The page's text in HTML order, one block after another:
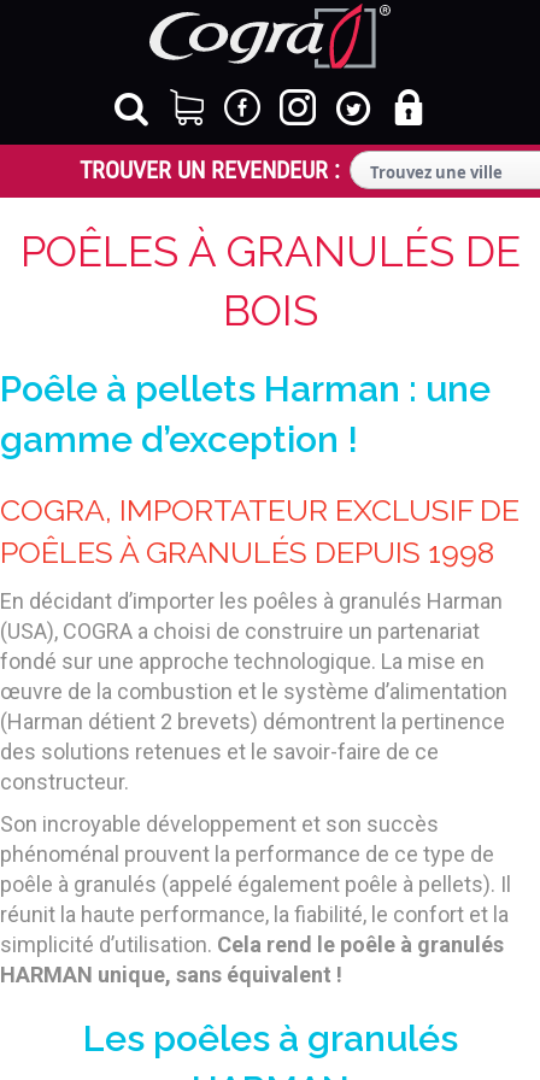
POÊLES À GRANULÉS DE
BOIS
Poêle à pellets Harman : une
gamme d’exception !
COGRA, IMPORTATEUR EXCLUSIF DE
POÊLES À GRANULÉS DEPUIS 1998
En décidant d’importer les poêles à granulés Harman
(USA), COGRA a choisi de construire un partenariat
fondé sur une approche technologique. La mise en
œuvre de la combustion et le système d’alimentation
(Harman détient 2 brevets) démontrent la pertinence
des solutions retenues et le savoir-faire de ce
constructeur.
Son incroyable développement et son succès
phénoménal prouvent la performance de ce type de
poêle à granulés (appelé également poêle à pellets). Il
réunit la haute performance, la fiabilité, le confort et la
simplicité d’utilisation. Cela rend le poêle à granulés
HARMAN unique, sans équivalent !
Les poêles à granulés